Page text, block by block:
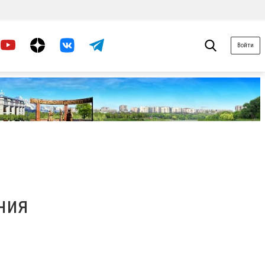
Войти